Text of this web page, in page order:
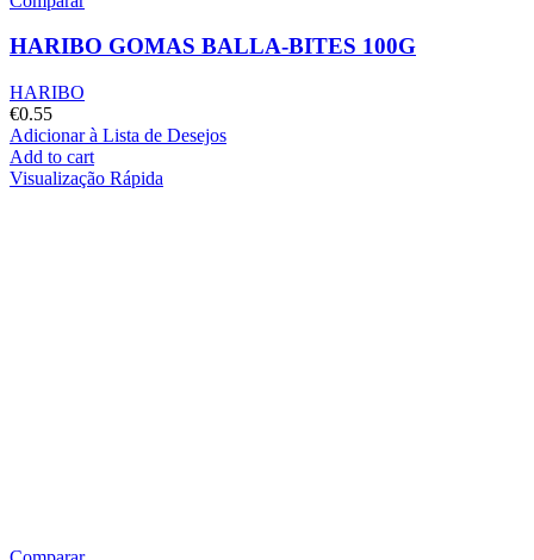
HARIBO GOMAS BALLA-BITES 100G
HARIBO
€0.55
Adicionar à Lista de Desejos
Add to cart
Visualização Rápida